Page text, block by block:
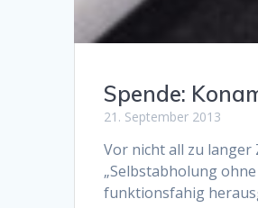
Spende:
21. September 2013
Vor nicht all zu langer
„Selbstabholung
funktionsfahig